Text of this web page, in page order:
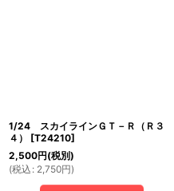
1/24 スカイラインＧＴ－Ｒ（Ｒ３
４）
[T24210]
2,500円(税別)
(税込 : 2,750円)